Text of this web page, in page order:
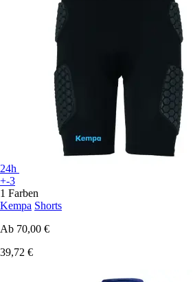
24h
+-3
1 Farben
Kempa Shorts
Ab 70,00 €
39,72 €